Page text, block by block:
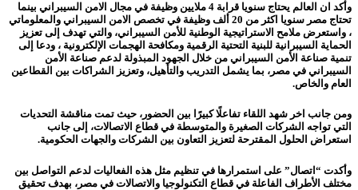
وأكد ان العالم يحتاج سنويا قرابة 4 ملايين وظيفة في مجال الامن السيبراني بينما
تحتاج مصر سنويا اكثر من 20 ألف وظيفة في تخصص الامن السيبراني والمعلوماتي
، واستعرض ملامح الاستراتيجية الوطنية للأمن السيبراني، والتي تهدف إلى تعزيز
الحماية السيبرانية للبنية التحتية الرقمية ومكافحة الهجمات الإلكترونية ، ودعا إلى
تنمية صناعة الأمن السيبراني من خلال الجهود المبذولة لدعم صناعة الأمن
السيبراني في مصر، بما يشمل التدريب والتأهيل، وتعزيز الشراكات بين القطاعين
العام والخاص.
ومن جانب اخر شهد اللقاء تفاعلًا كبيرًا بين الحضور، حيث تمت مناقشة التحديات
التي تواجه الشركات الصغيرة والمتوسطة في قطاع الاتصالات، إلى جانب
استعراض الحلول المقترحة لتعزيز التعاون بين الشركات والجهات الحكومية.
وأكدت “اتصال” على استمرارها في تنظيم مثل هذه الفعاليات لدعم التواصل بين
مختلف الأطراف الفاعلة في قطاع التكنولوجيا والاتصالات في مصر، بهدف تحقيق